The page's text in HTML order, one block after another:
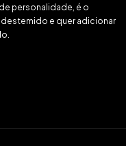
personalidade, é o
destemido e quer adicionar